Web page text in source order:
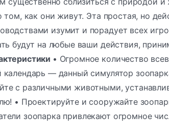
как они живут. Эта простая, но
изумит и порадует всех
будут на любые ваши действия,
• Огромное количество
— данный симулятор
с различными животными,
• Проектируйте и сооружайте
зоопарка привлекают огромное